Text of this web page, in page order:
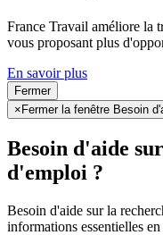
France Travail améliore la
vous proposant plus
En savoir plus
Fermer
× Fermer la fenêtre Besoin
Besoin d'aide
d'emploi ?
Besoin d'aide sur la
informations essentielles